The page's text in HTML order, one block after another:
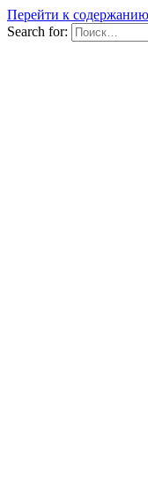
Перейти к содержанию
Search for: